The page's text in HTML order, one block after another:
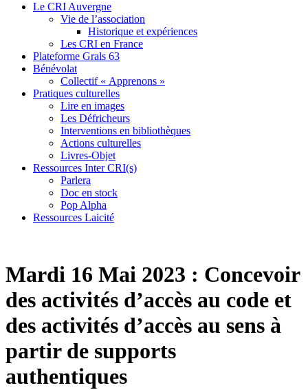
Le CRI Auvergne
Vie de l’association
Historique et expériences
Les CRI en France
Plateforme Grals 63
Bénévolat
Collectif « Apprenons »
Pratiques culturelles
Lire en images
Les Défricheurs
Interventions en bibliothèques
Actions culturelles
Livres-Objet
Ressources Inter CRI(s)
Parlera
Doc en stock
Pop Alpha
Ressources Laicité
Mardi 16 Mai 2023 : Concevoir
des activités d’accès au code et
des activités d’accès au sens à
partir de supports
authentiques